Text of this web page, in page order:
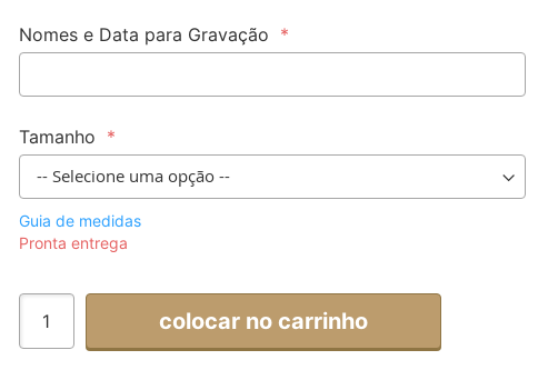
Nomes e Data para Gravação
Tamanho
Guia de medidas
Pronta entrega
colocar no carrinho